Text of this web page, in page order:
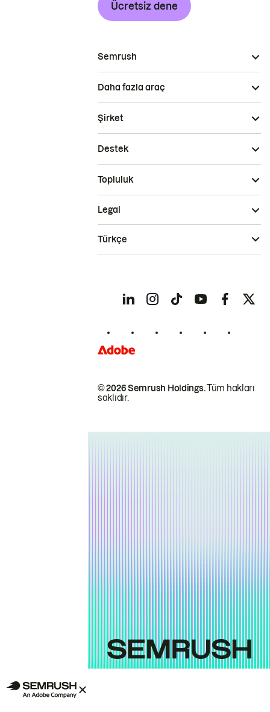
Ücretsiz dene
Semrush
Daha fazla araç
Şirket
Destek
Topluluk
© 2026 Semrush Holdings.Tüm hakları
saklıdır.
Legal
Türkçe